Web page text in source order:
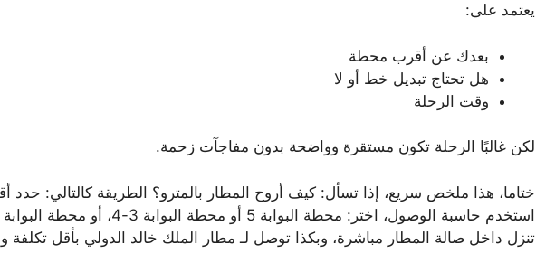
يعتمد على:
بعدك عن أقرب محطة
هل تحتاج تبديل خط أو لا
وقت الرحلة
لكن غالبًا الرحلة تكون مستقرة وواضحة بدون مفاجآت زحمة.
ختاما، هذا ملخص سريع، إذا تسأل: كيف أروح المطار بالمترو؟ الطريقة كالتالي:
تنزل داخل صالة المطار مباشرة، وبكذا توصل لـ مطار الملك خالد الدولي بأقل